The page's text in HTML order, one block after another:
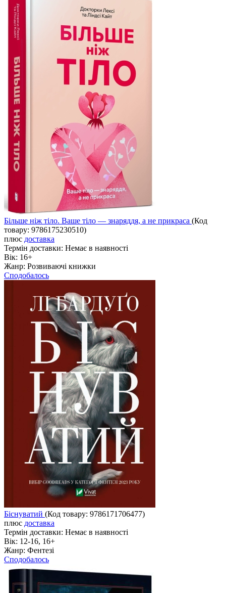
Більше ніж тіло. Ваше тіло — знаряддя, а не прикраса (Код
товару: 9786175230510)
плюс доставка
Термін доставки: Немає в наявності
Вік: 16+
Жанр: Розвиваючі книжки
Сподобалось
Біснуватий (Код товару: 9786171706477)
плюс доставка
Термін доставки: Немає в наявності
Вік: 12-16, 16+
Жанр: Фентезі
Сподобалось